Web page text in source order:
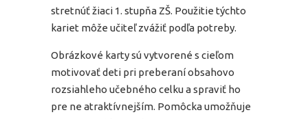
stretnúť žiaci 1. stupňa ZŠ. Použitie týchto
kariet môže učiteľ zvážiť podľa potreby.
Obrázkové karty sú vytvorené s cieľom
motivovať deti pri preberaní obsahovo
rozsiahleho učebného celku a spraviť ho
pre ne atraktívnejším. Pomôcka umožňuje